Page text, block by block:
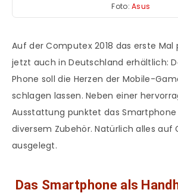
Foto:Asus
Auf der Computex 2018 das erste
jetzt auch in Deutschland erhältlich:
Phone soll die Herzen der Mobile-
schlagen lassen. Neben einer
Ausstattung punktet das
diversem Zubehör. Natürlich alles auf
ausgelegt.
Das Smartphone als